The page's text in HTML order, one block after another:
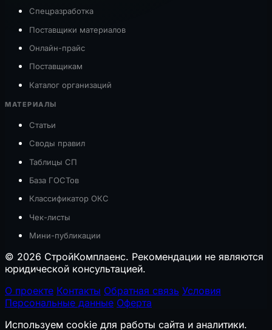
Спецразработка
Поставщики материалов
Онлайн-прайс
Поставщикам
Каталог организаций
МАТЕРИАЛЫ
Статьи
Своды правил
Таблицы СП
База ГОСТов
Классификатор ОКС
Чек-листы
Мини-публикации
© 2026 СтройКомплаенс. Рекомендации не являются
юридической консультацией.
О проекте Контакты Обратная связь Условия
Персональные данные Оферта
Используем cookie для работы сайта и аналитики.